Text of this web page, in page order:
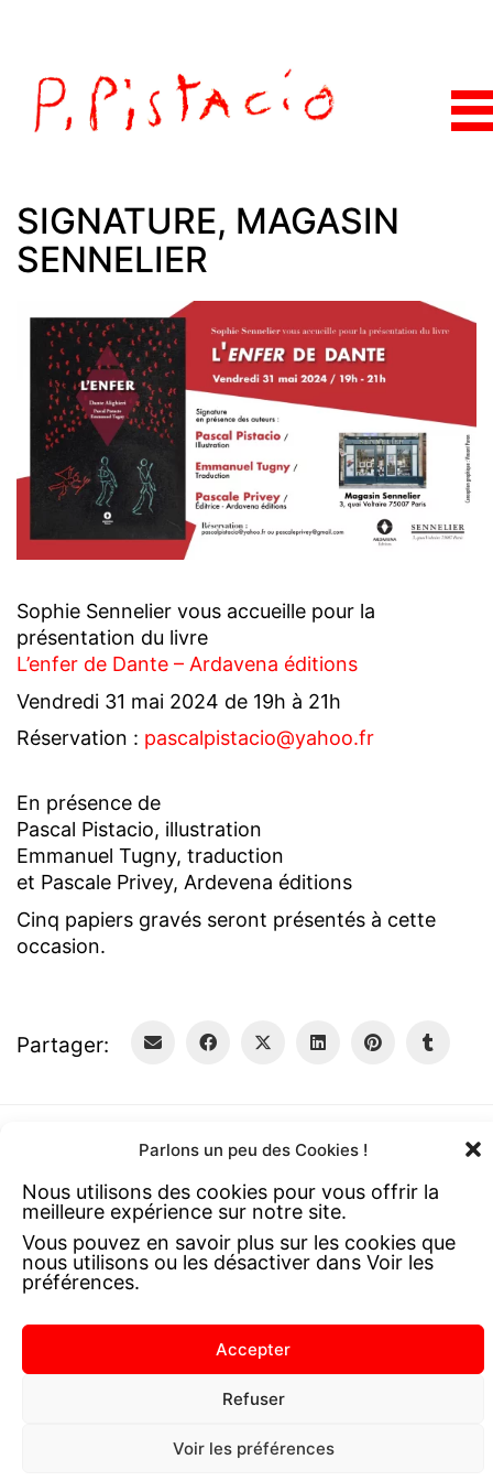
Parlons un peu des Cookies !
Nous utilisons des cookies pour vous offrir la
meilleure expérience sur notre site.
Vous pouvez en savoir plus sur les cookies que
nous utilisons ou les désactiver dans Voir les
préférences.
Accepter
Refuser
Voir les préférences
SIGNATURE, MAGASIN
SENNELIER
Sophie Sennelier vous accueille pour la
présentation du livre
L’enfer de Dante – Ardavena éditions
Vendredi 31 mai 2024 de 19h à 21h
Réservation : pascalpistacio@yahoo.fr
En présence de
Pascal Pistacio, illustration
Emmanuel Tugny, traduction
et Pascale Privey, Ardevena éditions
Cinq papiers gravés seront présentés à cette
occasion.
Partager:
Copyright Pascal Pistacio 2026 I
Mentions légalesIPlan du site